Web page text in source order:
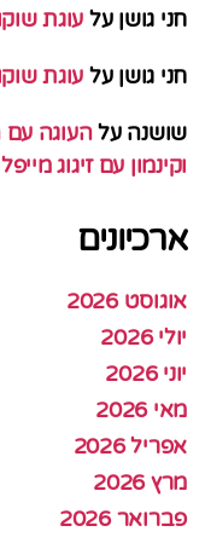
חני גושן על עוגת
חני גושן על עוגת
שושנה עלהעוגה
וקינמון עם זיגוג מייפל
ארכיונים
אוגוסט 2026
יולי 2026
יוני 2026
מאי 2026
אפריל 2026
מרץ 2026
פברואר 2026